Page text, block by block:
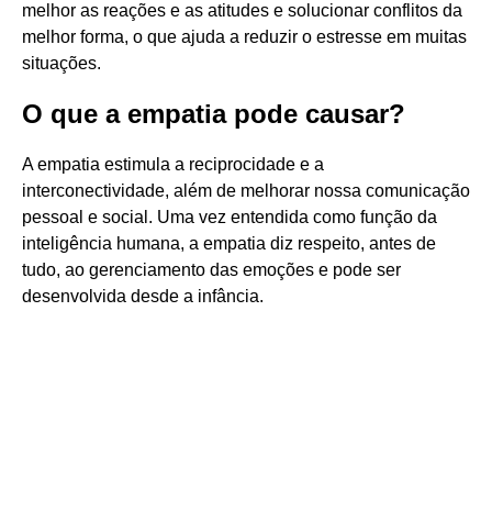
melhor as reações e as atitudes e solucionar conflitos da
melhor forma, o que ajuda a reduzir o estresse em muitas
situações.
O que a empatia pode causar?
A empatia estimula a reciprocidade e a
interconectividade, além de melhorar nossa comunicação
pessoal e social. Uma vez entendida como função da
inteligência humana, a empatia diz respeito, antes de
tudo, ao gerenciamento das emoções e pode ser
desenvolvida desde a infância.